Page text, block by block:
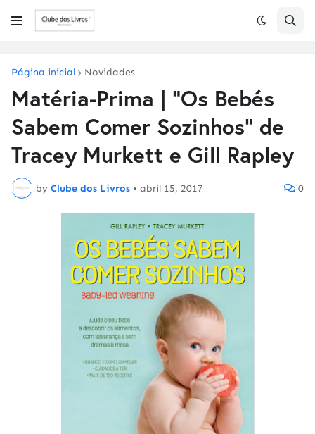
Página inicial Novidades
Matéria-Prima | "Os Bebés
Sabem Comer Sozinhos" de
Tracey Murkett e Gill Rapley
by Clube dos Livros • abril 15, 2017 0